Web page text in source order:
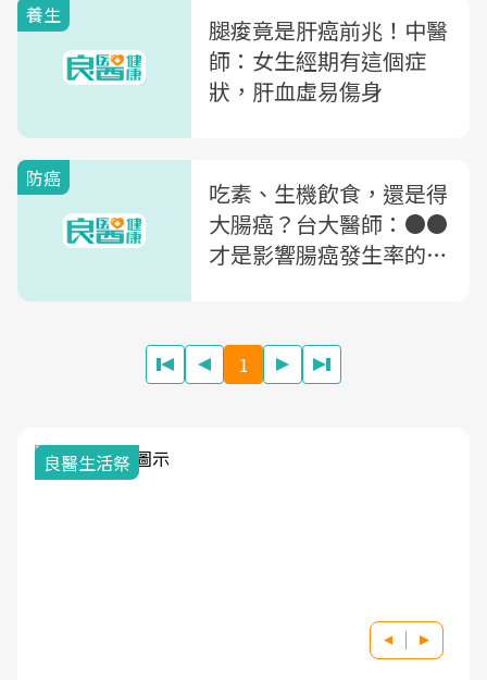
養生
腿痠竟是肝癌前兆！中醫
師：女生經期有這個症
狀，肝血虛易傷身
防癌
吃素、生機飲食，還是得
大腸癌？台大醫師：●●
才是影響腸癌發生率的重
1
良醫生活祭